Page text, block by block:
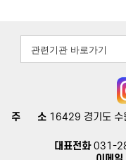
주 소16429 ​경기도 수
대표전화031-